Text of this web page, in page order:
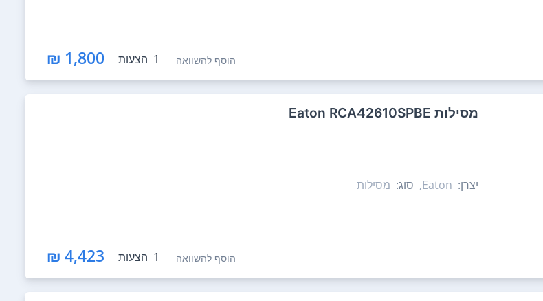
הוסף להשוואה 1 הצעות 1,800 ₪
‏מסילות Eaton RCA42610SPBE
יצרן: Eaton, סוג: מסילות
הוסף להשוואה 1 הצעות 4,423 ₪